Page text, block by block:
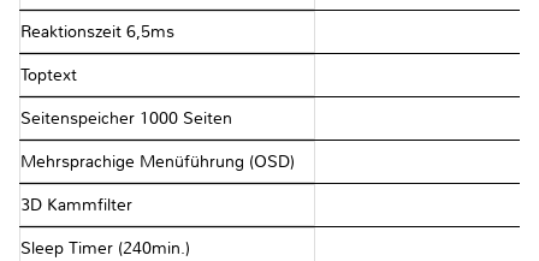
Reaktionszeit 6,5ms
Toptext
Seitenspeicher 1000 Seiten
Mehrsprachige Menüführung (OSD)
3D Kammfilter
Sleep Timer (240min.)